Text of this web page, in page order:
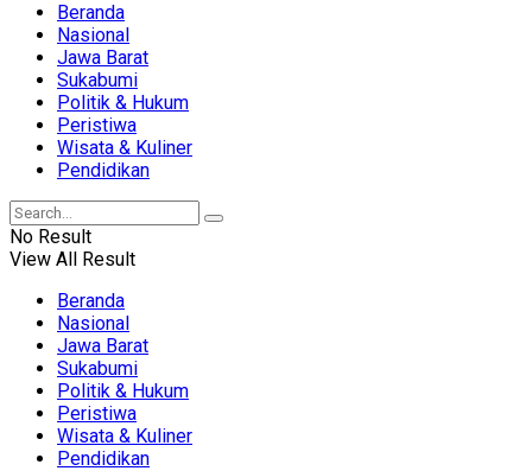
Beranda
Nasional
Jawa Barat
Sukabumi
Politik & Hukum
Peristiwa
Wisata & Kuliner
Pendidikan
No Result
View All Result
Beranda
Nasional
Jawa Barat
Sukabumi
Politik & Hukum
Peristiwa
Wisata & Kuliner
Pendidikan